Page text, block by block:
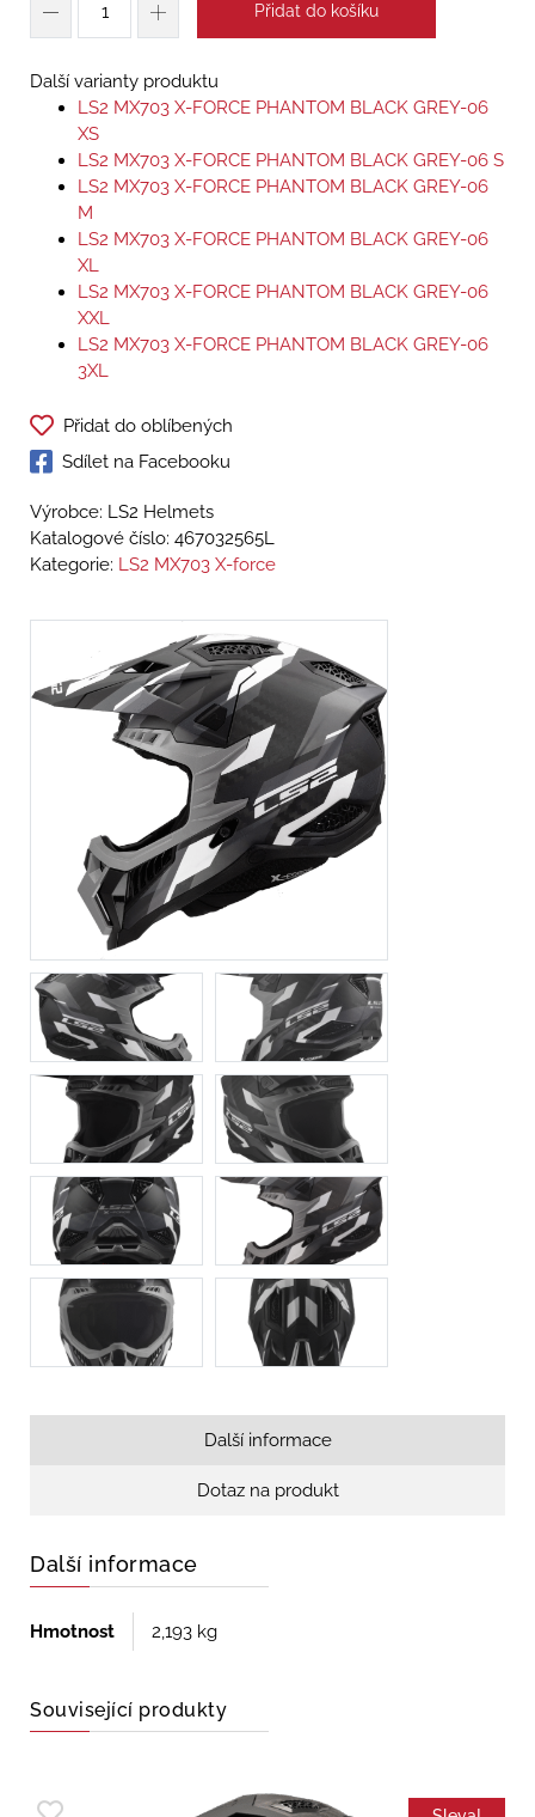
Přidat do košíku
Další varianty produktu
LS2 MX703 X-FORCE PHANTOM BLACK GREY-06
XS
LS2 MX703 X-FORCE PHANTOM BLACK GREY-06 S
LS2 MX703 X-FORCE PHANTOM BLACK GREY-06
M
LS2 MX703 X-FORCE PHANTOM BLACK GREY-06
XL
LS2 MX703 X-FORCE PHANTOM BLACK GREY-06
XXL
LS2 MX703 X-FORCE PHANTOM BLACK GREY-06
3XL
Přidat do oblíbených
Sdílet na Facebooku
Výrobce: LS2 Helmets
Katalogové číslo: 467032565L
Kategorie: LS2 MX703 X-force
Další informace
Dotaz na produkt
Další informace
Hmotnost 2,193 kg
Související produkty